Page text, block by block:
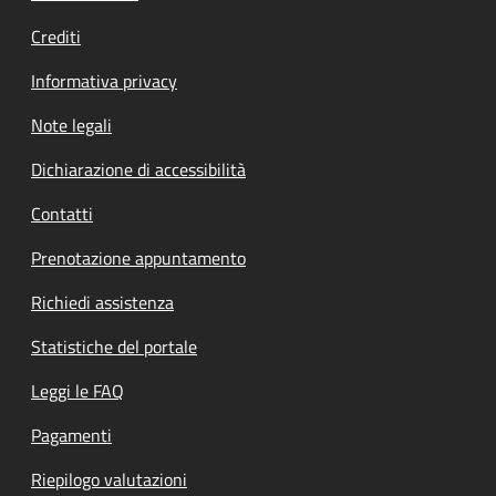
Crediti
Informativa privacy
Note legali
Dichiarazione di accessibilità
Contatti
Prenotazione appuntamento
Richiedi assistenza
Statistiche del portale
Leggi le FAQ
Pagamenti
Riepilogo valutazioni